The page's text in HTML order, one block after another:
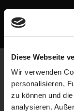
Diese Webseite
Wir verwenden
personalisieren,
zu können und
analysieren.
Zum
Inhalt
springen